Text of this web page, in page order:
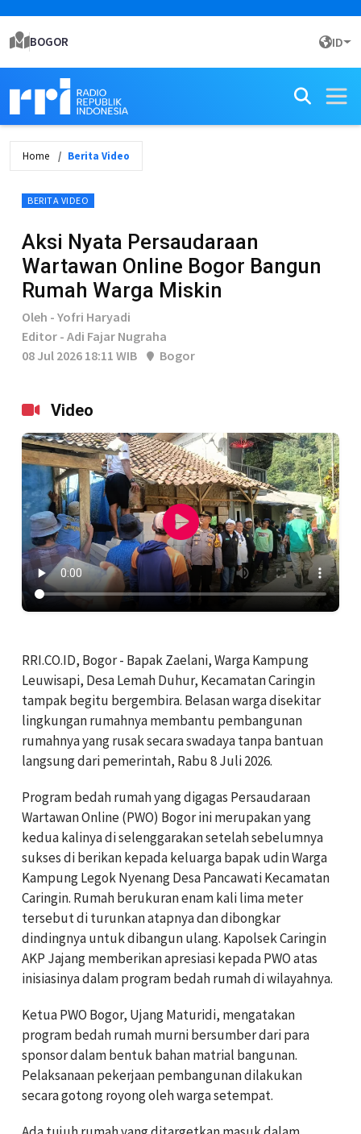
BOGOR ID
Home Berita Video
BERITA VIDEO
Aksi Nyata Persaudaraan
Wartawan Online Bogor Bangun
Rumah Warga Miskin
Oleh - Yofri Haryadi
Editor - Adi Fajar Nugraha
08 Jul 2026 18:11 WIB
Bogor
Video
RRI.CO.ID, Bogor - Bapak Zaelani, Warga Kampung
Leuwisapi, Desa Lemah Duhur, Kecamatan Caringin
tampak begitu bergembira. Belasan warga disekitar
lingkungan rumahnya membantu pembangunan
rumahnya yang rusak secara swadaya tanpa bantuan
langsung dari pemerintah, Rabu 8 Juli 2026.
Program bedah rumah yang digagas Persaudaraan
Wartawan Online (PWO) Bogor ini merupakan yang
kedua kalinya di selenggarakan setelah sebelumnya
sukses di berikan kepada keluarga bapak udin Warga
Kampung Legok Nyenang Desa Pancawati Kecamatan
Caringin. Rumah berukuran enam kali lima meter
tersebut di turunkan atapnya dan dibongkar
dindingnya untuk dibangun ulang. Kapolsek Caringin
AKP Jajang memberikan apresiasi kepada PWO atas
inisiasinya dalam program bedah rumah di wilayahnya.
Ketua PWO Bogor, Ujang Maturidi, mengatakan
program bedah rumah murni bersumber dari para
sponsor dalam bentuk bahan matrial bangunan.
Pelaksanaan pekerjaan pembangunan dilakukan
secara gotong royong oleh warga setempat.